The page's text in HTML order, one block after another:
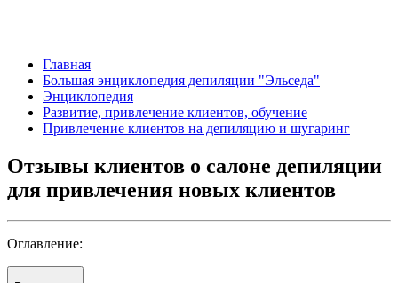
Главная
Большая энциклопедия депиляции "Эльседа"
Энциклопедия
Развитие, привлечение клиентов, обучение
Привлечение клиентов на депиляцию и шугаринг
Отзывы клиентов о салоне депиляции
для привлечения новых клиентов
Оглавление: